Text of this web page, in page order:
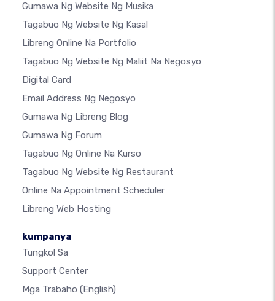
Gumawa Ng Website Ng Musika
Tagabuo Ng Website Ng Kasal
Libreng Online Na Portfolio
Tagabuo Ng Website Ng Maliit Na Negosyo
Digital Card
Email Address Ng Negosyo
Gumawa Ng Libreng Blog
Gumawa Ng Forum
Tagabuo Ng Online Na Kurso
Tagabuo Ng Website Ng Restaurant
Online Na Appointment Scheduler
Libreng Web Hosting
kumpanya
Tungkol Sa
Support Center
Mga Trabaho (English)